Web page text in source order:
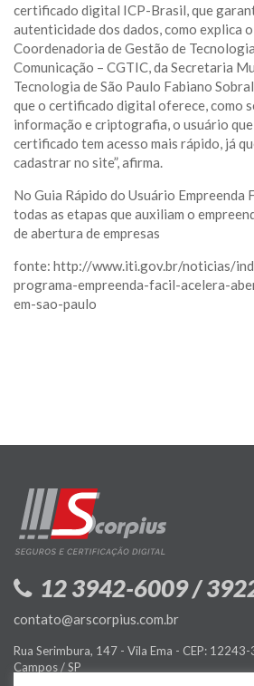
certificado digital ICP-Brasil, que
autenticidade dos dados, como explica
Coordenadoria de Gestão de
Comunicação – CGTIC, da Secretaria
Tecnologia de São Paulo Fabiano
que o certificado digital oferece, como
informação e criptografia, o usuário
certificado tem acesso mais rápido, já
cadastrar no site”, afirma.
No Guia Rápido do Usuário Empreenda
todas as etapas que auxiliam o
de abertura de empresas
fonte: http://www.iti.gov.br/noticias/
programa-empreenda-facil-acelera-
em-sao-paulo
12 3942-6009 /
contato@arscorpius.com.br
Rua Serimbura, 147 - Vila Ema - CEP:
Campos / SP